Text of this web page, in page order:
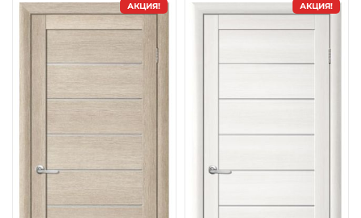
АКЦИЯ! АКЦИЯ!